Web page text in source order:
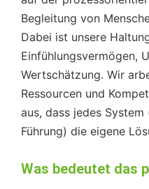
Begleitung von
Dabei ist unsere
Einfühlungsvermögen,
Wertschätzung. Wir
Ressourcen und
aus, dass jedes
Führung) die eigene
Was bedeutet das